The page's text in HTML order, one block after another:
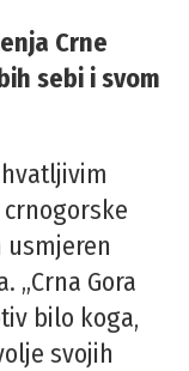
Crne
sebi i svom
usmjeren
„Crna Gora
bilo koga,
svojih